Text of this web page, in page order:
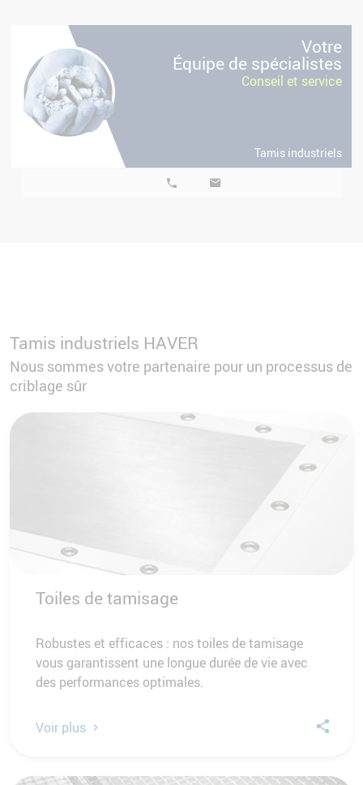
Votre
Équipe de spécialistes
Conseil et service
Tamis industriels
Tamis industriels HAVER
Nous sommes votre partenaire pour un processus de
criblage sûr
Toiles de tamisage
Robustes et efficaces : nos toiles de tamisage
vous garantissent une longue durée de vie avec
des performances optimales.
Voir plus